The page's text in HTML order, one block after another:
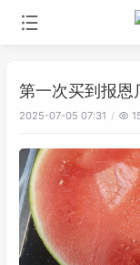
第一次买到报恩
2025-07-05 07:31